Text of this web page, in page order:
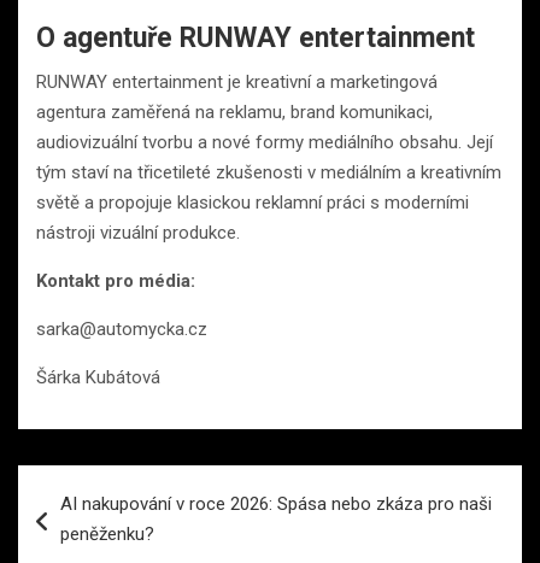
O agentuře RUNWAY entertainment
RUNWAY entertainment je kreativní a marketingová
agentura zaměřená na reklamu, brand komunikaci,
audiovizuální tvorbu a nové formy mediálního obsahu. Její
tým staví na třicetileté zkušenosti v mediálním a kreativním
světě a propojuje klasickou reklamní práci s moderními
nástroji vizuální produkce.
Kontakt pro média:
sarka@automycka.cz
Šárka Kubátová
proAI nakupování v roce 2026: Spása nebo zkáza pro naši
peněženku?